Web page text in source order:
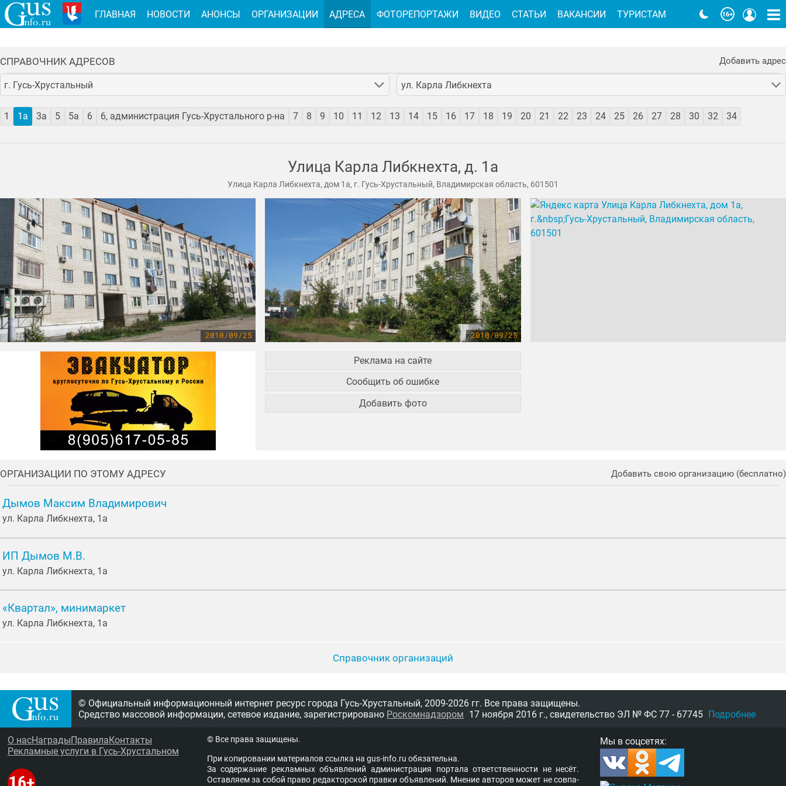
СПРАВОЧНИК АДРЕСОВ Добавить адрес
г. Гусь-Хрустальный ул. Карла Либкнехта
1 1а 3а 5 5а 6 6, администрация Гусь-Хрустального р-на 7 8 9 10 11 12 13 14 15 16 17 18 19 20 21 22 23 24 25 26 27 28 30 32 34
Улица Карла Либкнехта, д. 1а
Улица Карла Либкнехта, дом 1а, г. Гусь-Хрустальный, Владимирская область, 601501
2010/09/25 2010/09/25
Реклама на сайте
Сообщить об ошибке
Добавить фото
ОРГАНИЗАЦИИ ПО ЭТОМУ АДРЕСУ Добавить свою организацию (бесплатно)
Дымов Максим Владимирович
ул. Карла Либкнехта, 1а
ИП Дымов М.В.
ул. Карла Либкнехта, 1а
«Квартал», минимаркет
ул. Карла Либкнехта, 1а
Справочник организаций
ГЛАВНАЯ НОВОСТИ АНОНСЫ ОРГАНИЗАЦИИ АДРЕСА ФОТОРЕПОРТАЖИ ВИДЕО СТАТЬИ ВАКАНСИИ ТУРИСТАМ
© Официальный информационный интернет ресурс города Гусь-Хрустальный, 2009-2026 гг. Все права защищены.
Средство массовой информации, сетевое издание, зарегистрировано Роскомнадзором 17 ноября 2016 г., свидетельство ЭЛ № ФС 77 - 67745 Подробнее
Мы в соцсетях:
О насНаграды Правила Контакты
Рекламные услуги в Гусь-Хрустальном
© Все права защищены.
При копировании материалов ссыл­ка на gus-info.ru обя­за­тель­на.
За содержание рекламных объявлений администра­ция пор­та­ла от­вет­ствен­но­сти не несёт.
Остав­ля­ем за со­бой пра­во ре­дак­тор­ской прав­ки объ­яв­ле­ний. Мне­ние ав­то­ров мо­жет не сов­па­